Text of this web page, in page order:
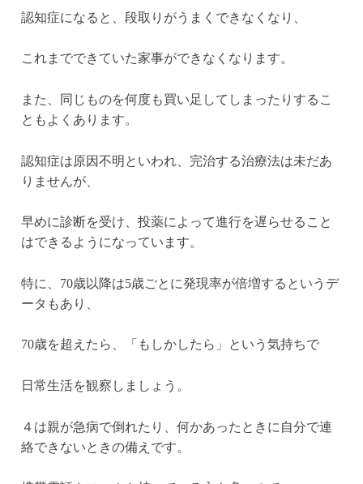
認知症になると、段取りがうまくできなくなり、
これまでできていた家事ができなくなります。
また、同じものを何度も買い足してしまったりするこ
ともよくあります。
認知症は原因不明といわれ、完治する治療法は未だあ
りませんが、
早めに診断を受け、投薬によって進行を遅らせること
はできるようになっています。
特に、70歳以降は5歳ごとに発現率が倍増するというデ
ータもあり、
70歳を超えたら、「もしかしたら」という気持ちで
日常生活を観察しましょう。
４は親が急病で倒れたり、何かあったときに自分で連
絡できないときの備えです。